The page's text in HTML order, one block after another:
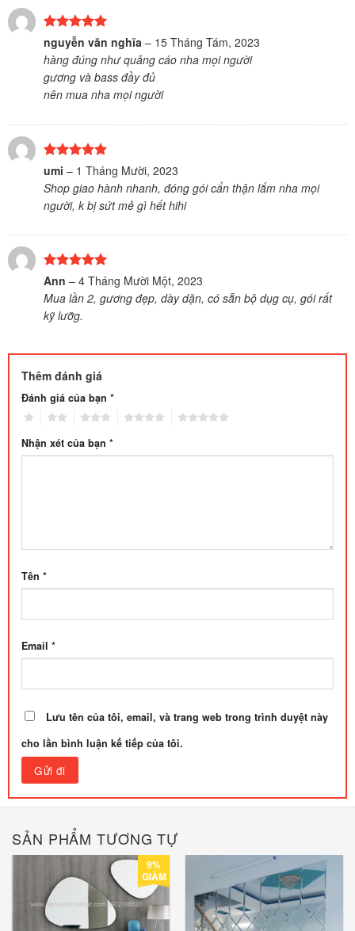
Được xếp
hạng
5 5
sao
nguyễn văn nghĩa – 15 Tháng Tám, 2023
hàng đúng như quảng cáo nha mọi người
gương và bass đầy đủ
nên mua nha mọi người
Được xếp
sao
umi – 1 Tháng Mười, 2023
Shop giao hành nhanh, đóng gói cẩn thận lắm nha mọi
người, k bị sứt mẻ gì hết hihi
Được xếp
hạng5
sao
Ann – 4 Tháng Mười Một, 2023
Mua lần 2, gương đẹp, dày dặn, có sẵn bộ dụg cụ, gói rất
kỹ lưỡg.
Thêm đánh giá
Đánh giá của bạn *
Nhận xét của bạn *
Tên *
Email *
Lưu tên của tôi, email, và trang web trong trình duyệt này
cho lần bình luận kế tiếp của tôi.
SẢN PHẨM TƯƠNG TỰ
9%
GIẢM